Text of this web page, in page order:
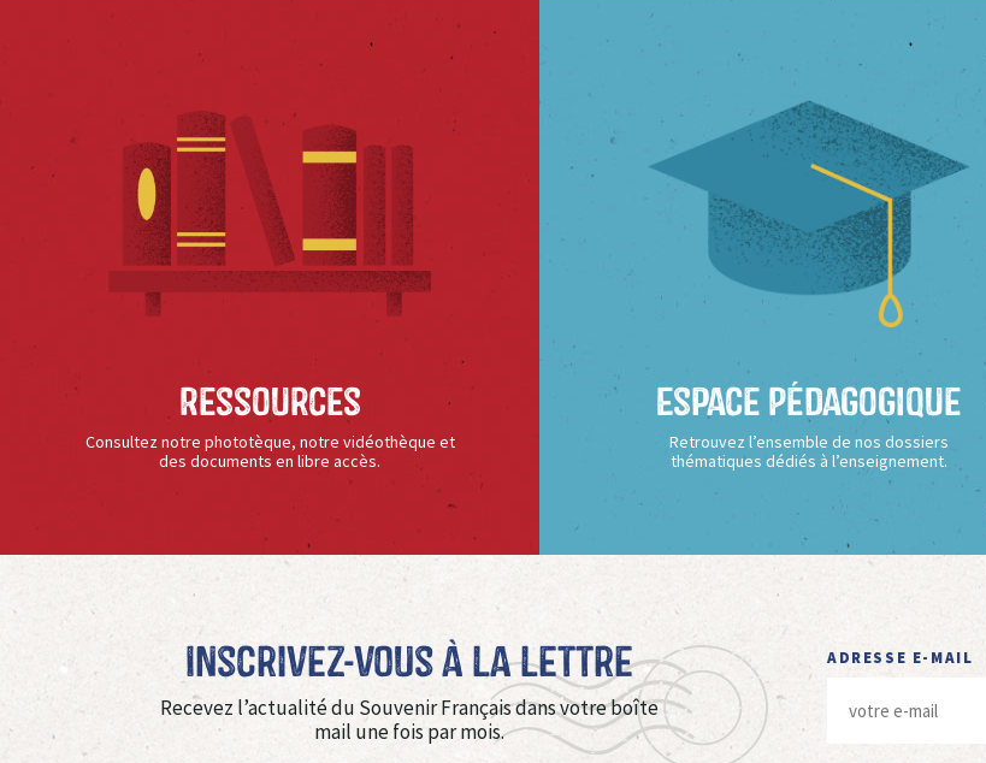
Ressources
Consultez notre phototèque, notre vidéothèque et
des documents en libre accès.
Espace Pédagogique
Retrouvez l’ensemble de nos dossiers
thématiques dédiés à l’enseignement.
Inscrivez-vous à La Lettre
Recevez l’actualité du Souvenir Français dans votre boîte
mail une fois par mois.
ADRESSE E-MAIL